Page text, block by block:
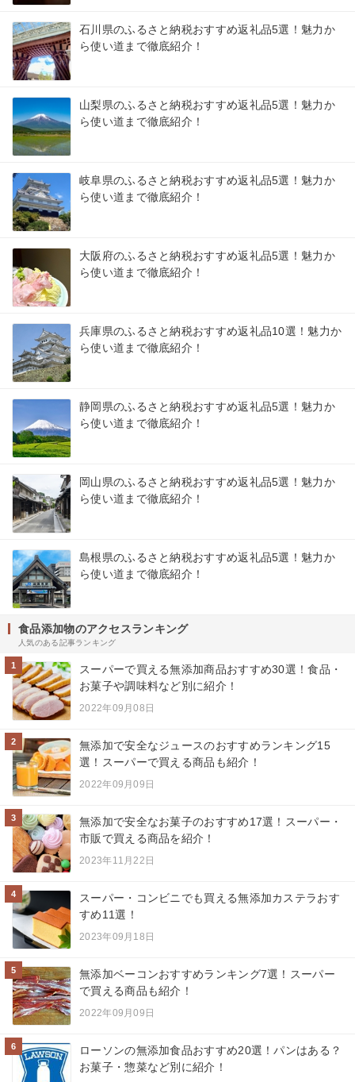
石川県のふるさと納税おすすめ返礼品5選！魅力か
ら使い道まで徹底紹介！
山梨県のふるさと納税おすすめ返礼品5選！魅力か
ら使い道まで徹底紹介！
岐阜県のふるさと納税おすすめ返礼品5選！魅力か
ら使い道まで徹底紹介！
大阪府のふるさと納税おすすめ返礼品5選！魅力か
ら使い道まで徹底紹介！
兵庫県のふるさと納税おすすめ返礼品10選！魅力か
ら使い道まで徹底紹介！
静岡県のふるさと納税おすすめ返礼品5選！魅力か
ら使い道まで徹底紹介！
岡山県のふるさと納税おすすめ返礼品5選！魅力か
ら使い道まで徹底紹介！
島根県のふるさと納税おすすめ返礼品5選！魅力か
ら使い道まで徹底紹介！
食品添加物のアクセスランキング
人気のある記事ランキング
1
スーパーで買える無添加商品おすすめ30選！食品・
お菓子や調味料など別に紹介！
2022年09月08日
2
無添加で安全なジュースのおすすめランキング15
選！スーパーで買える商品も紹介！
2022年09月09日
3
無添加で安全なお菓子のおすすめ17選！スーパー・
市販で買える商品を紹介！
2023年11月22日
4
スーパー・コンビニでも買える無添加カステラおす
すめ11選！
2023年09月18日
5
無添加ベーコンおすすめランキング7選！スーパー
で買える商品も紹介！
2022年09月09日
6
ローソンの無添加食品おすすめ20選！パンはある？
お菓子・惣菜など別に紹介！